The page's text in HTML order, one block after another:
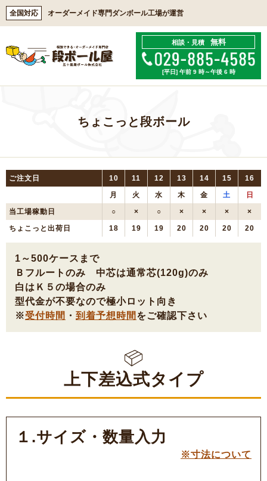
全国対応 オーダーメイド専門ダンボール工場が運営
相談・見積 無料
[平日] 午前 9 時～午後 6 時
ちょこっと段ボール
ご注文日 10 11 12 13 14 15
16
月
火 水 木 金 土
日
当工場稼動日
○ × ○ × × ×
×
ちょこっと出荷日
18 19 19 20 20 20 20
1～500ケースまで
Ｂフルートのみ 中芯は通常芯(120g)のみ
白はＫ５の場合のみ
型代金が不要なので極小ロット向き
※受付時間 ・ 到着予想時間 をご確認下さい
上下差込式タイプ
１.サイズ・数量入力
※寸法について